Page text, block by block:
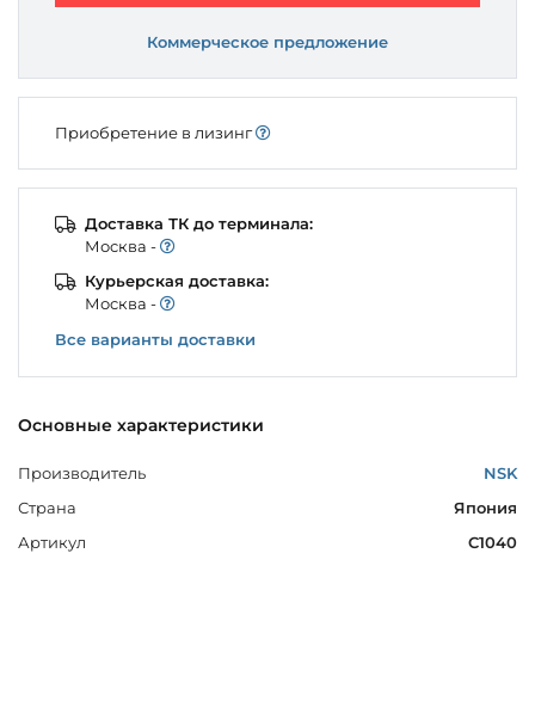
Основные характеристики
Производитель
NSK
Страна
Япония
Артикул
C1040
Коммерческое предложение
Приобретение в лизинг
Доставка ТК до терминала:
Моcква -
Курьерская доставка:
Моcква -
Все варианты доставки